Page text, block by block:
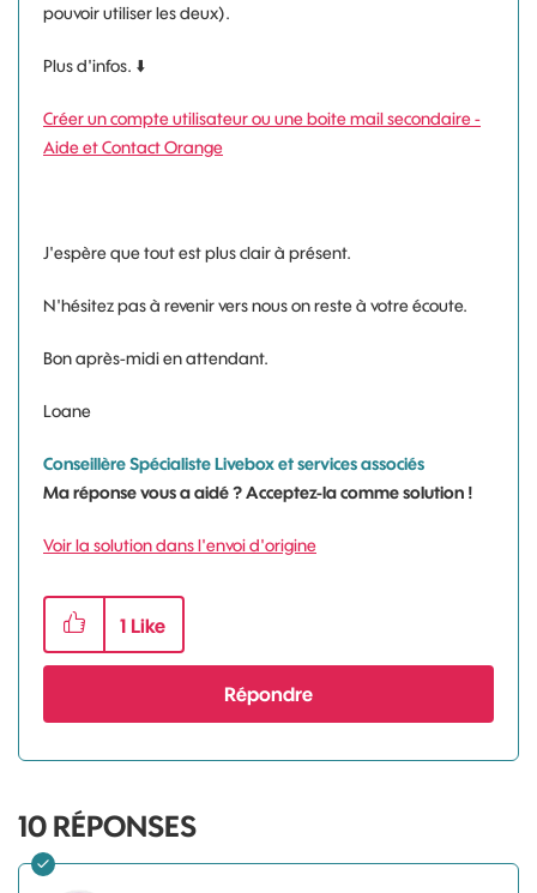
pouvoir utiliser les deux).
Plus d'infos. ⬇️
Créer un compte utilisateur ou une boite mail secondaire -
Aide et Contact Orange
J'espère que tout est plus clair à présent.
N'hésitez pas à revenir vers nous on reste à votre écoute.
Bon après-midi en attendant.
Loane
Conseillère Spécialiste Livebox et services associés
Ma réponse vous a aidé ? Acceptez-la comme solution !
Voir la solution dans l'envoi d'origine
1 Like
Répondre
10 RÉPONSES